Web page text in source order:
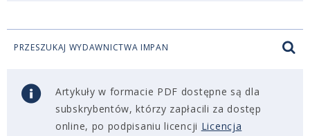
PRZESZUKAJ WYDAWNICTWA IMPAN
Artykuły w formacie PDF dostępne są dla
subskrybentów, którzy zapłacili za dostęp
online, po podpisaniu licencji Licencja